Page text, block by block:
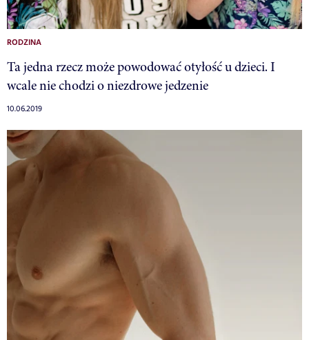
RODZINA
Ta jedna rzecz może powodować otyłość u dzieci. I
wcale nie chodzi o niezdrowe jedzenie
10.06.2019